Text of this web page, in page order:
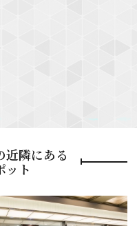
近隣にある
ット